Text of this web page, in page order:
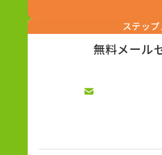
ステッ
無料メール